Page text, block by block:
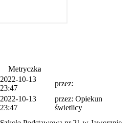
Metryczka
2022-10-13
23:47
przez:
2022-10-13
23:47
przez: Opiekun
świetlicy